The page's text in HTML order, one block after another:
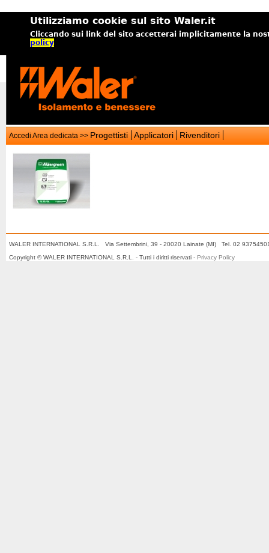
Utilizziamo cookie sul sito Waler.it
Cliccando sui link del sito accetterai implicitamente la
policy
Accedi Area dedicata >> Progettisti Applicatori Rivenditori
WALER INTERNATIONAL S.R.L. Via Settembrini, 39 - 20020 Lainate (MI) Tel. 02
Copyright © WALER INTERNATIONAL S.R.L. - Tutti i diritti riservati - Privacy Policy